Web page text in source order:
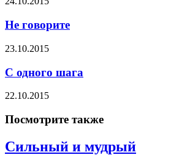
Не говорите
23.10.2015
С одного шага
22.10.2015
Посмотрите также
Сильный и мудрый